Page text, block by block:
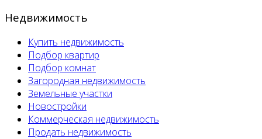
Недвижимость
Купить недвижимость
Подбор квартир
Подбор комнат
Загородная недвижимость
Земельные участки
Новостройки
Коммерческая недвижимость
Продать недвижимость